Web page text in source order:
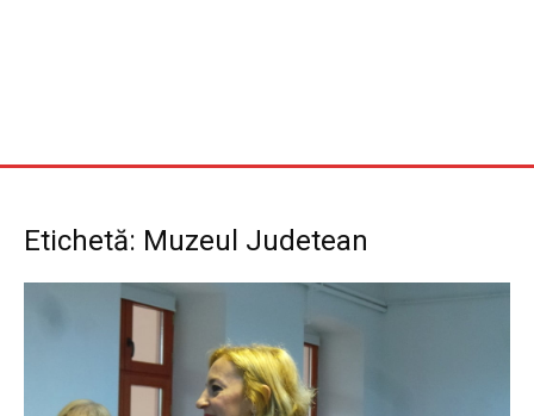
Etichetă: Muzeul Judetean